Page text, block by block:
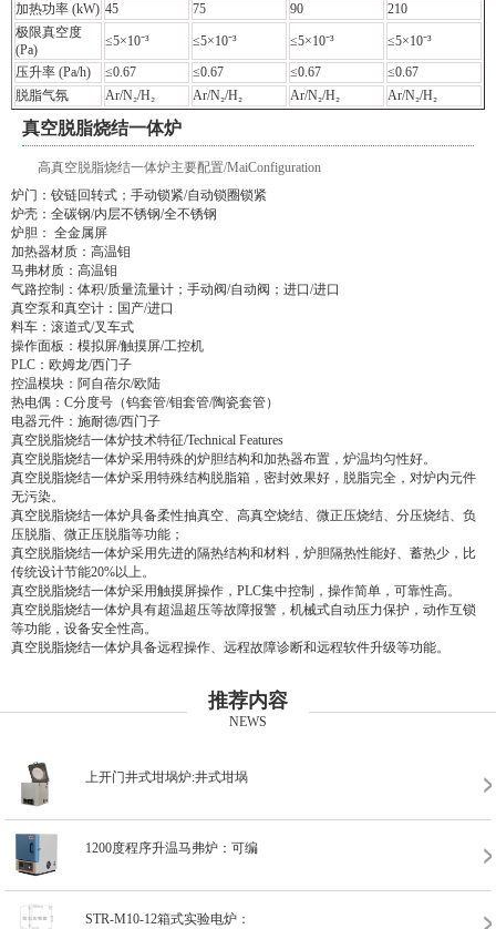
加热功率 (kW) 45 75 90
210
极限真空度
(Pa)
≤5×10⁻³ ≤5×10⁻³ ≤5×10⁻³
≤5×10⁻³
压升率 (Pa/h)
≤0.67 ≤0.67 ≤0.67
≤0.67
脱脂气氛
Ar/N₂/H₂ Ar/N₂/H₂ Ar/N₂/H₂ Ar/N₂/H₂
真空脱脂烧结一体炉
高真空脱脂烧结一体炉主要配置/MaiConfiguration
炉门：铰链回转式；手动锁紧/自动锁圈锁紧
炉壳：全碳钢/内层不锈钢/全不锈钢
炉胆： 全金属屏
加热器材质：高温钼
马弗材质：高温钼
气路控制：体积/质量流量计；手动阀/自动阀；进口/进口
真空泵和真空计：国产/进口
料车：滚道式/叉车式
操作面板：模拟屏/触摸屏/工控机
PLC：欧姆龙/西门子
控温模块：阿自蓓尔/欧陆
热电偶：C分度号（钨套管/钼套管/陶瓷套管）
电器元件：施耐德/西门子
真空脱脂烧结一体炉技术特征/Technical Features
真空脱脂烧结一体炉采用特殊的炉胆结构和加热器布置，炉温均匀性好。
真空脱脂烧结一体炉采用特殊结构脱脂箱，密封效果好，脱脂完全，对炉内元件
无污染。
真空脱脂烧结一体炉具备柔性抽真空、高真空烧结、微正压烧结、分压烧结、负
压脱脂、微正压脱脂等功能；
真空脱脂烧结一体炉采用先进的隔热结构和材料，炉胆隔热性能好、蓄热少，比
传统设计节能20%以上。
真空脱脂烧结一体炉采用触摸屏操作，PLC集中控制，操作简单，可靠性高。
真空脱脂烧结一体炉具有超温超压等故障报警，机械式自动压力保护，动作互锁
等功能，设备安全性高。
真空脱脂烧结一体炉具备远程操作、远程故障诊断和远程软件升级等功能。
推荐内容
NEWS
上开门井式坩埚炉:井式坩埚
1200度程序升温马弗炉：可编
STR-M10-12箱式实验电炉：